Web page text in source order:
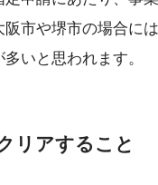
市や堺市の場合に
いと思われます。
リアすること